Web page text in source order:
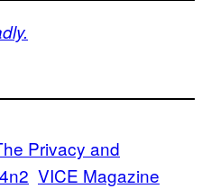
Privacy and
VICE Magazine